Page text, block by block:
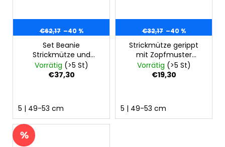
€62,17 –40 %
Set Beanie
Strickmütze und
Strickloop Outlast® -
natur
Vorrätig (>5 St)
€37,30
5 | 49-53 cm
€32,17 –40 %
Strickmütze gerippt
mit Zopfmuster
Outlast® - natur
Vorrätig (>5 St)
€19,30
5 | 49-53 cm